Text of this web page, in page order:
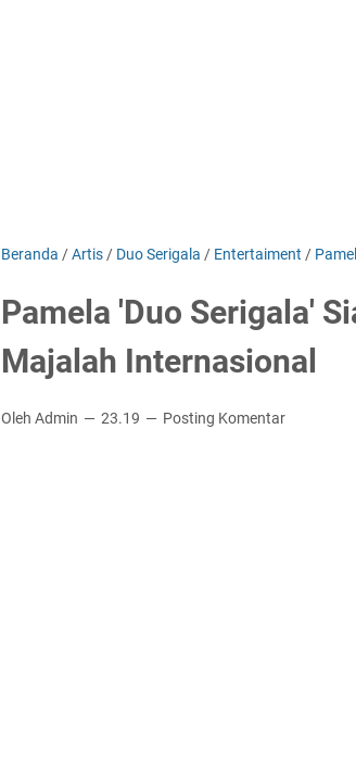
Beranda /Artis / Duo Serigala / Entertaiment /
Pamela 'Duo Serigala'
Majalah Internasional
Oleh Admin 23.19 Posting Komentar